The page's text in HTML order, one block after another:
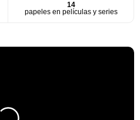
14
papeles en películas y series